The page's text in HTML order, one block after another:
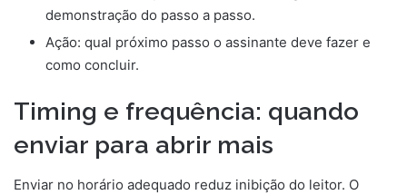
demonstração do passo a passo.
Ação: qual próximo passo o assinante deve fazer e
como concluir.
Timing e frequência: quando
enviar para abrir mais
Enviar no horário adequado reduz inibição do leitor. O